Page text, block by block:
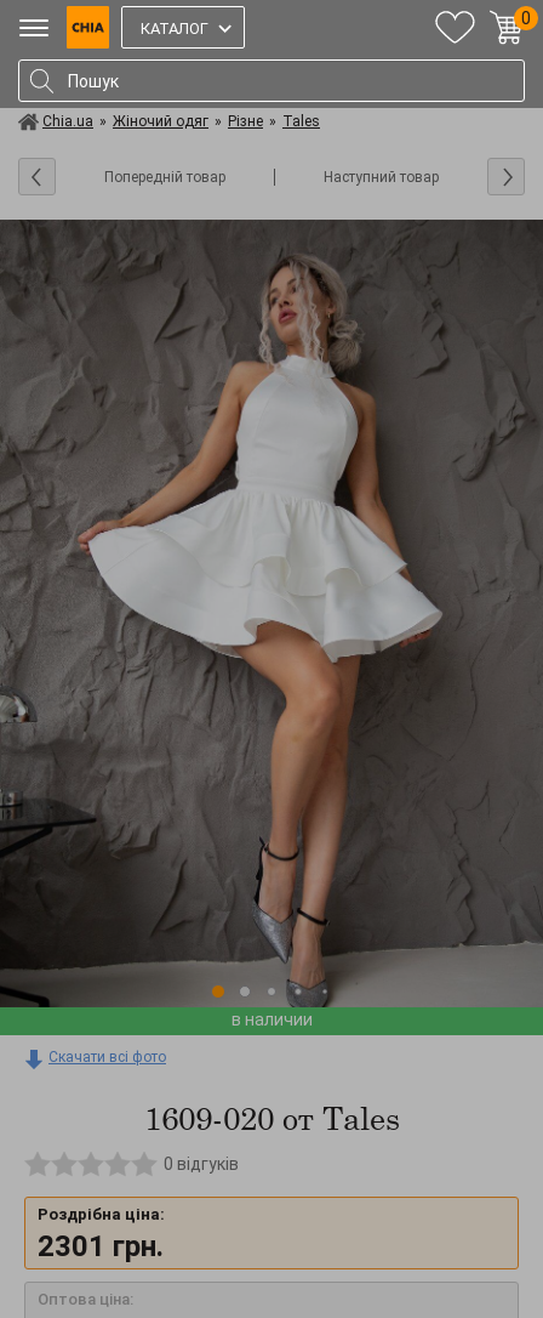
КАТАЛОГ
0
Chia.ua » Жіночий одяг » Різне » Tales
Попередній товар Наступний товар
в наличии
Скачати всі фото
1609-020 от Tales
0 відгуків
Роздрібна ціна:
2301 грн.
Оптова ціна: